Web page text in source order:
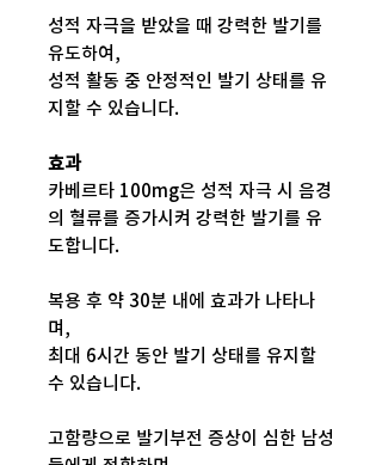
성적 자극을 받았을 때 강력한 발기를
유도하여,
성적 활동 중 안정적인 발기 상태를 유
지할 수 있습니다.
효과
카베르타 100mg은 성적 자극 시 음경
의 혈류를 증가시켜 강력한 발기를 유
도합니다.
복용 후 약 30분 내에 효과가 나타나
며,
최대 6시간 동안 발기 상태를 유지할
수 있습니다.
고함량으로 발기부전 증상이 심한 남성